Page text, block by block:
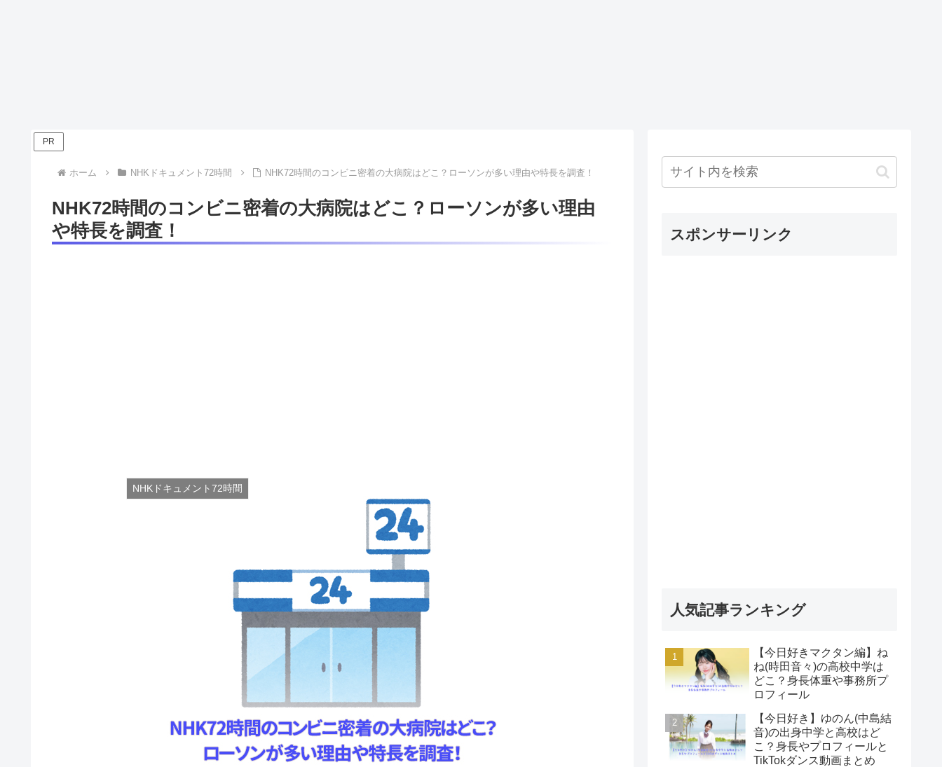
PR
ホーム NHKドキュメント72時間 NHK72時間のコンビニ密着の大病院はどこ？ローソンが多い理由や特長を調査！
NHK72時間のコンビニ密着の大病院はどこ？ローソンが多い理由
や特長を調査！
NHKドキュメント72時間
スポンサーリンク
人気記事ランキング
【今日好きマクタン編】ね
ね(時田音々)の高校中学は
どこ？身長体重や事務所プ
ロフィール
【今日好き】ゆのん(中島結
音)の出身中学と高校はど
こ？身長やプロフィールと
TikTokダンス動画まとめ